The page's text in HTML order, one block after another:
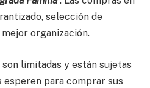
selección de
mejor organización.
limitadas y están sujetas
esperen para comprar sus